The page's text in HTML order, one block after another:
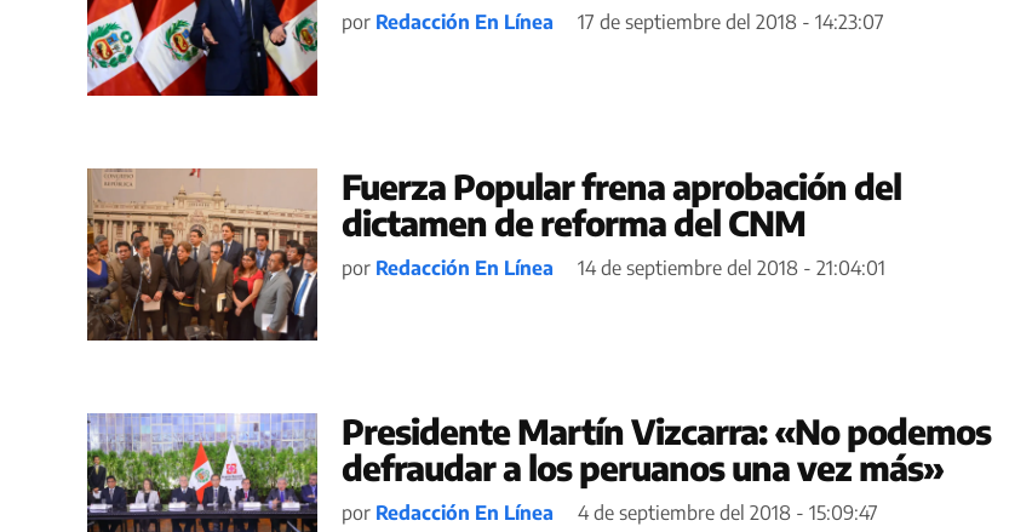
por Redacción En Línea 17 de septiembre del 2018 - 14:23:07
Fuerza Popular frena aprobación del
dictamen de reforma del CNM
por Redacción En Línea 14 de septiembre del 2018 - 21:04:01
Presidente Martín Vizcarra: «No podemos
defraudar a los peruanos una vez más»
por Redacción En Línea 4 de septiembre del 2018 - 15:09:47